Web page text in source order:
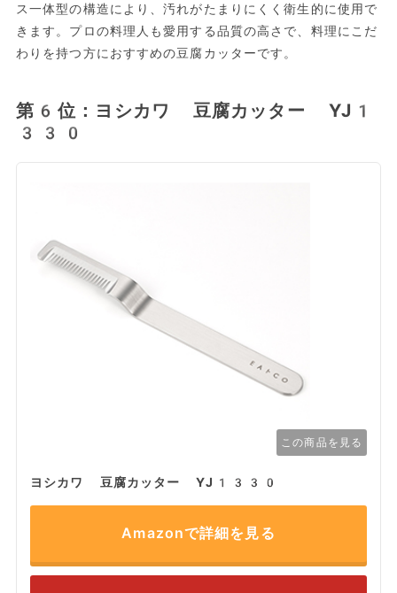
ス一体型の構造により、汚れがたまりにくく衛生的に使用で
きます。プロの料理人も愛用する品質の高さで、料理にこだ
わりを持つ方におすすめの豆腐カッターです。
第6位：ヨシカワ 豆腐カッター YJ1
330
この商品を見る
ヨシカワ 豆腐カッター YJ1330
Amazonで詳細を見る